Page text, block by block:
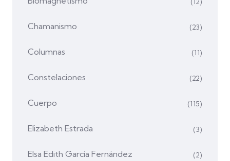
Chamanismo (23)
Columnas (11)
Constelaciones (22)
Cuerpo (115)
Elizabeth Estrada (3)
Elsa Edith García Fernández (2)